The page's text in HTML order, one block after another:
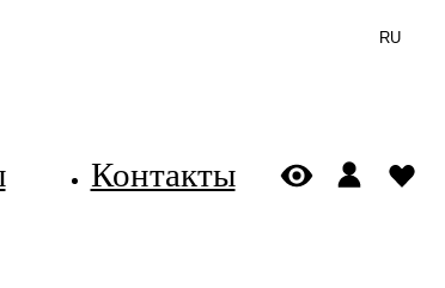
RU
Контакты